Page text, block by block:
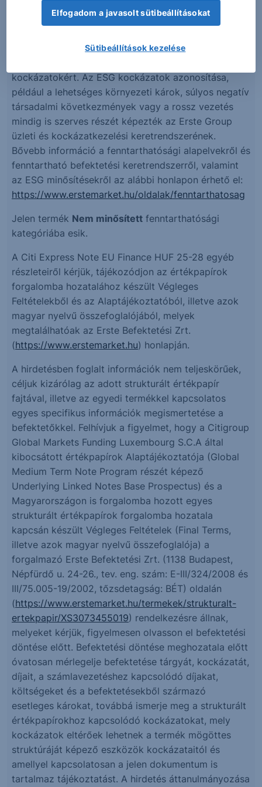
Az Erste Group, mint Közép- és Kelet-Európa egyik
fontos pénzügyi intézménye, történelmi hátterét is
fenntarthatóságért és a társadalom felé fennálló
kockázatokért. Az ESG kockázatok azonosítása,
például a lehetséges környezeti károk, súlyos negatív
társadalmi következmények vagy a rossz vezetés
mindig is szerves részét képezték az Erste Group
üzleti és kockázatkezelési keretrendszerének.
Bővebb információ a fenntarthatósági alapelvekről és
fenntartható befektetési keretrendszerről, valamint
az ESG minősítésekről az alábbi honlapon érhető el:
https://www.erstemarket.hu/oldalak/fenntarthatosag
Jelen termék Nem minősített fenntarthatósági
kategóriába esik.
A Citi Express Note EU Finance HUF 25-28 egyéb
részleteiről kérjük, tájékozódjon az értékpapírok
forgalomba hozatalához készült Végleges
Feltételekből és az Alaptájékoztatóból, illetve azok
magyar nyelvű összefoglalójából, melyek
megtalálhatóak az Erste Befektetési Zrt.
(https://www.erstemarket.hu) honlapján.
A hirdetésben foglalt információk nem teljeskörűek,
céljuk kizárólag az adott strukturált értékpapír
fajtával, illetve az egyedi termékkel kapcsolatos
egyes specifikus információk megismertetése a
befektetőkkel. Felhívjuk a figyelmet, hogy a Citigroup
Global Markets Funding Luxembourg S.C.A által
kibocsátott értékpapírok Alaptájékoztatója (Global
Medium Term Note Program részét képező
Underlying Linked Notes Base Prospectus) és a
Magyarországon is forgalomba hozott egyes
strukturált értékpapírok forgalomba hozatala
kapcsán készült Végleges Feltételek (Final Terms,
illetve azok magyar nyelvű összefoglalója) a
forgalmazó Erste Befektetési Zrt. (1138 Budapest,
Népfürdő u. 24-26., tev. eng. szám: E-III/324/2008 és
III/75.005-19/2002, tőzsdetagság: BÉT) oldalán
(https://www.erstemarket.hu/termekek/strukturalt-
ertekpapir/XS3073455019) rendelkezésre állnak,
melyeket kérjük, figyelmesen olvasson el befektetési
döntése előtt. Befektetési döntése meghozatala előtt
óvatosan mérlegelje befektetése tárgyát, kockázatát,
díjait, a számlavezetéshez kapcsolódó díjakat,
költségeket és a befektetésekből származó
esetleges károkat, továbbá ismerje meg a strukturált
értékpapírokhoz kapcsolódó kockázatokat, mely
kockázatok eltérőek lehetnek a termék mögöttes
struktúráját képező eszközök kockázataitól és
amellyel kapcsolatosan a jelen dokumentum is
tartalmaz tájékoztatást. A hirdetés áttanulmányozása
Elfogadom a javasolt sütibeállításokat
Sütibeállítások kezelése